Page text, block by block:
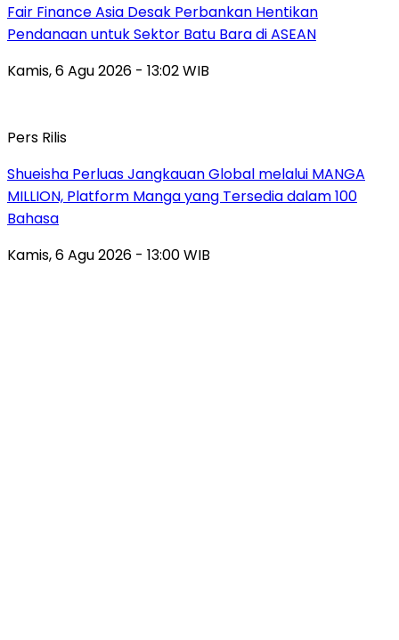
Fair Finance Asia Desak Perbankan Hentikan
Pendanaan untuk Sektor Batu Bara di ASEAN
Kamis, 6 Agu 2026 - 13:02 WIB
Pers Rilis
Shueisha Perluas Jangkauan Global melalui MANGA
MILLION, Platform Manga yang Tersedia dalam 100
Bahasa
Kamis, 6 Agu 2026 - 13:00 WIB